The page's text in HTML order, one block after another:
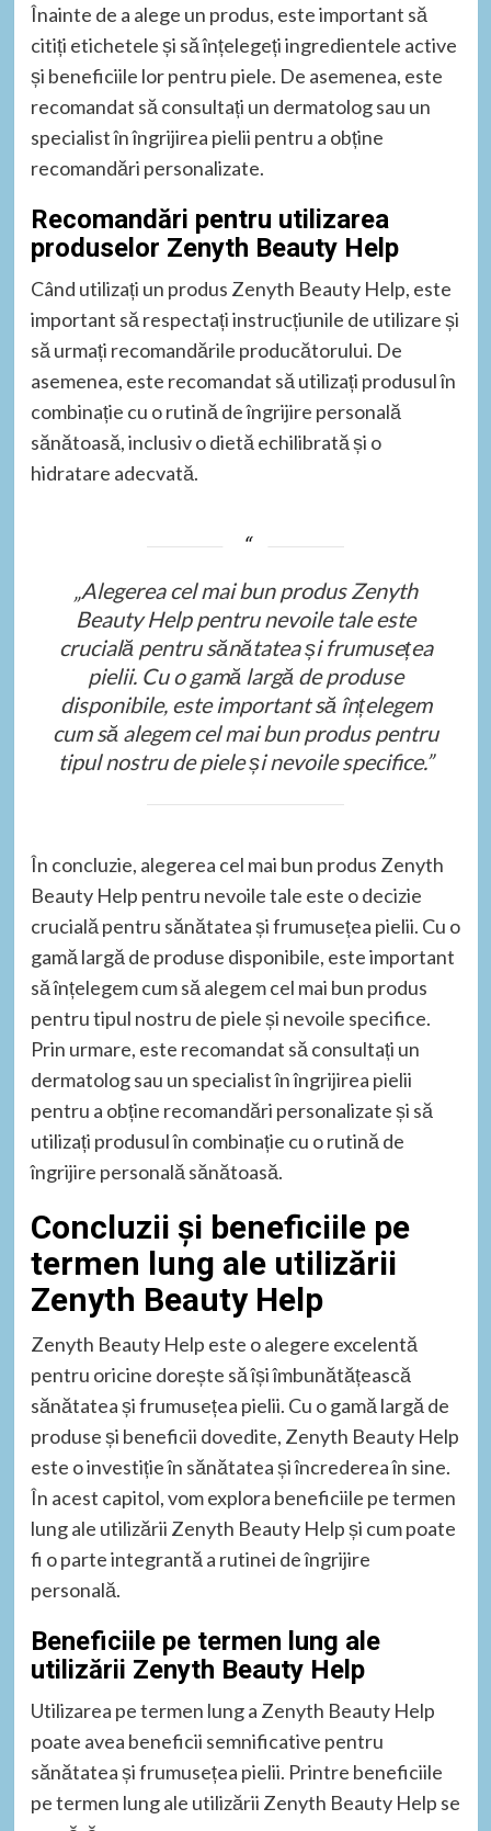
Înainte de a alege un produs, este important să
citiți etichetele și să înțelegeți ingredientele active
și beneficiile lor pentru piele. De asemenea, este
recomandat să consultați un dermatolog sau un
specialist în îngrijirea pielii pentru a obține
recomandări personalizate.
Recomandări pentru utilizarea
produselor Zenyth Beauty Help
Când utilizați un produs Zenyth Beauty Help, este
important să respectați instrucțiunile de utilizare și
să urmați recomandările producătorului. De
asemenea, este recomandat să utilizați produsul în
combinație cu o rutină de îngrijire personală
sănătoasă, inclusiv o dietă echilibrată și o
hidratare adecvată.
„Alegerea cel mai bun produs Zenyth
Beauty Help pentru nevoile tale este
crucială pentru sănătatea și frumusețea
pielii. Cu o gamă largă de produse
disponibile, este important să înțelegem
cum să alegem cel mai bun produs pentru
tipul nostru de piele și nevoile specifice.”
În concluzie, alegerea cel mai bun produs Zenyth
Beauty Help pentru nevoile tale este o decizie
crucială pentru sănătatea și frumusețea pielii. Cu o
gamă largă de produse disponibile, este important
să înțelegem cum să alegem cel mai bun produs
pentru tipul nostru de piele și nevoile specifice.
Prin urmare, este recomandat să consultați un
dermatolog sau un specialist în îngrijirea pielii
pentru a obține recomandări personalizate și să
utilizați produsul în combinație cu o rutină de
îngrijire personală sănătoasă.
Concluzii și beneficiile pe
termen lung ale utilizării
Zenyth Beauty Help
Zenyth Beauty Help este o alegere excelentă
pentru oricine dorește să își îmbunătățească
sănătatea și frumusețea pielii. Cu o gamă largă de
produse și beneficii dovedite, Zenyth Beauty Help
este o investiție în sănătatea și încrederea în sine.
În acest capitol, vom explora beneficiile pe termen
lung ale utilizării Zenyth Beauty Help și cum poate
fi o parte integrantă a rutinei de îngrijire
personală.
Beneficiile pe termen lung ale
utilizării Zenyth Beauty Help
Utilizarea pe termen lung a Zenyth Beauty Help
poate avea beneficii semnificative pentru
sănătatea și frumusețea pielii. Printre beneficiile
pe termen lung ale utilizării Zenyth Beauty Help se